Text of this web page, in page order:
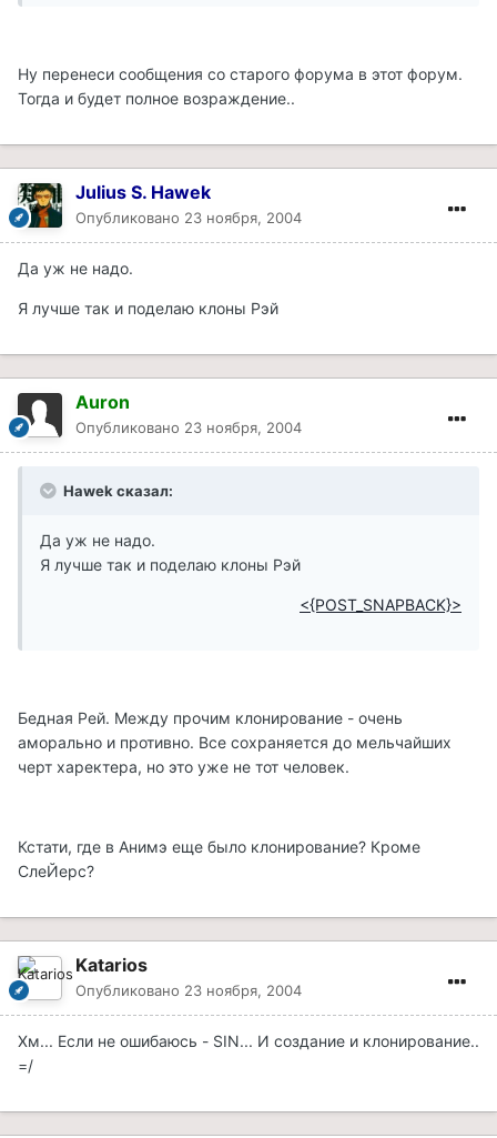
Ну перенеси сообщения со старого форума в этот форум.
Тогда и будет полное возраждение..
Julius S. Hawek
Опубликовано 23 ноября, 2004
Да уж не надо.
Я лучше так и поделаю клоны Рэй
Auron
Опубликовано 23 ноября, 2004
Hawek сказал:
Да уж не надо.
Я лучше так и поделаю клоны Рэй
<{POST_SNAPBACK}>
Бедная Рей. Между прочим клонирование - очень
аморально и противно. Все сохраняется до мельчайших
черт харектера, но это уже не тот человек.
Кстати, где в Анимэ еще было клонирование? Кроме
СлеЙерс?
Katarios
Опубликовано 23 ноября, 2004
Хм... Если не ошибаюсь - SIN... И создание и клонирование..
=/